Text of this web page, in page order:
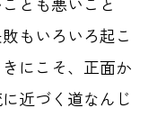
もいろいろ起こ
にこそ、正面か
近づく道なんじ